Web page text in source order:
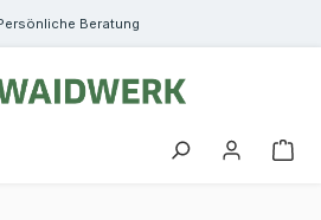
Beratung